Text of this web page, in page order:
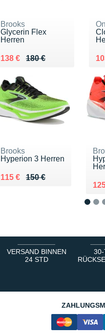
Brooks
Glycerin Flex
Herren
180 €
Au lieu de 180 €
138 €
Vendu 138 €
Brooks
Hyperion 3 Herren
150 €
Au lieu de 150 €
115 €
Vendu 115 €
Au
VERSAND BINNEN
24 STD
30-